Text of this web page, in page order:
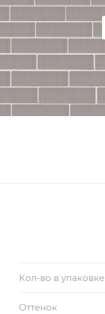
Кол-во в упаковке
Оттенок